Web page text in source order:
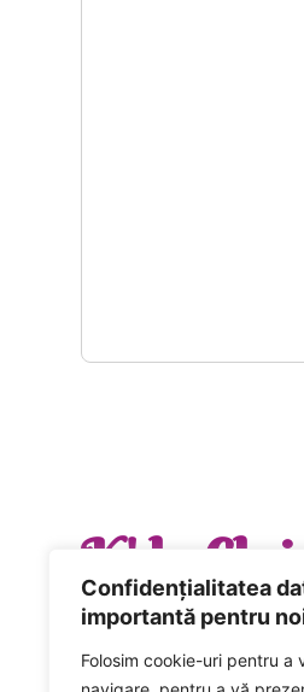
Confidențialitatea
importantă pentru
Folosim cookie-uri pentru
K' la Cluj